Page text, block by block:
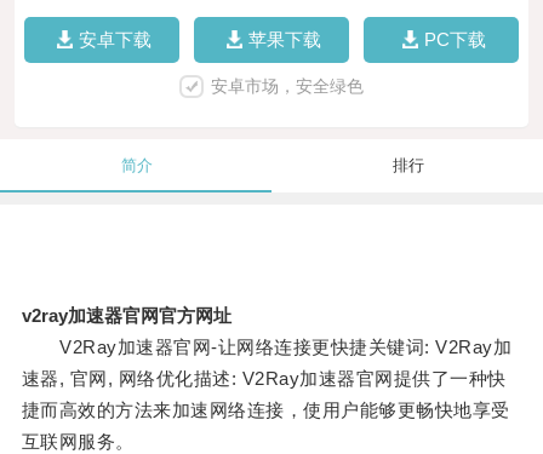
安卓下载 苹果下载 PC下载
安卓市场，安全绿色
简介 排行
v2ray加速器官网官方网址
V2Ray加速器官网-让网络连接更快捷关键词: V2Ray加
速器, 官网, 网络优化描述: V2Ray加速器官网提供了一种快
捷而高效的方法来加速网络连接，使用户能够更畅快地享受
互联网服务。